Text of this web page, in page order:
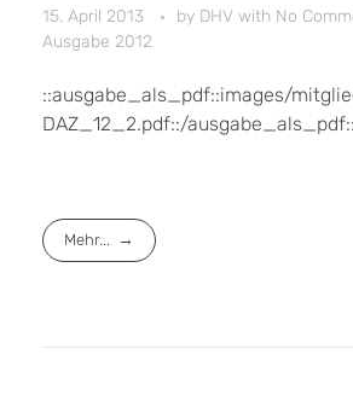
15. April 2013 by DHV with No
Ausgabe 2012
::ausgabe_als_pdf::images/
DAZ_12_2.pdf::/ausgabe_als_pdf::
Mehr...